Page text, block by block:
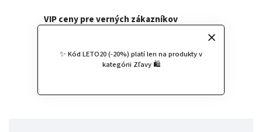
✨ Kód LETO20 (-20%) platí len na produkty v
kategórii Zľavy 🛍️
VIP ceny pre verných zákazníkov
pre stálych zákazníkov, aby sa u nás